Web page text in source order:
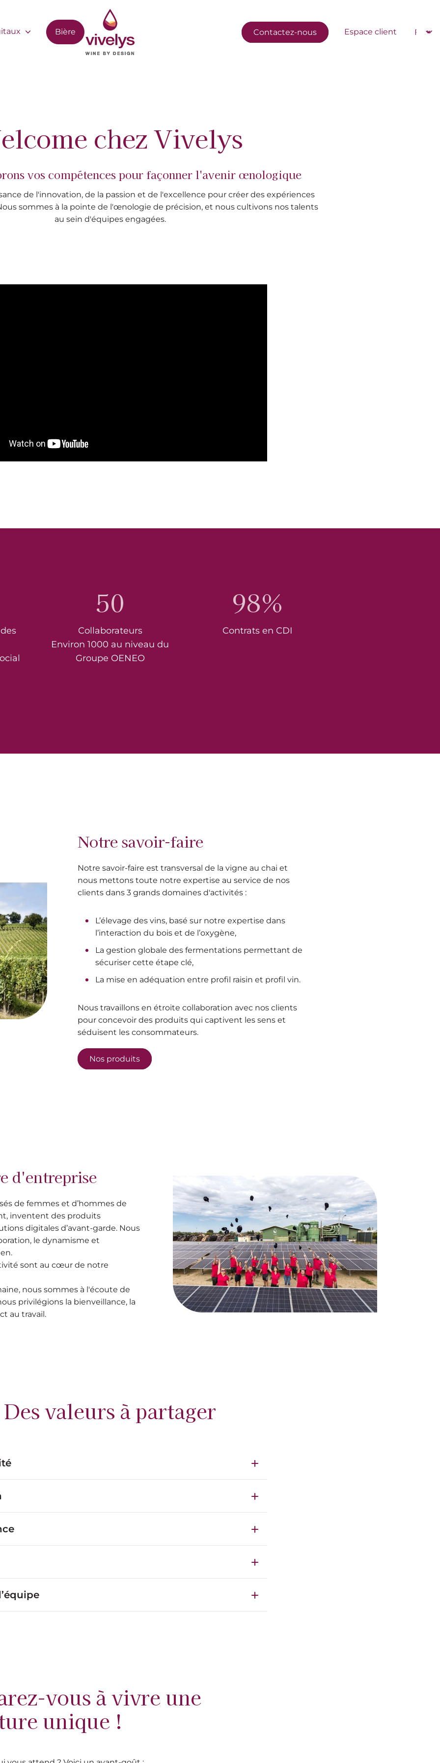
Bière Navigation secondaire
Contactez-nous Espace client
chez Vivelys
vos compétences pour façonner l'avenir œnologique
de l'innovation, de la passion et de l'excellence pour créer des expériences
sommes à la pointe de l'œnologie de précision, et nous cultivons nos talents
au sein d'équipes engagées.
50
Collaborateurs
Environ 1000 au niveau du
Groupe OENEO
98%
Contrats en CDI
Notre savoir-faire
Notre savoir-faire est transversal de la vigne au chai et
nous mettons toute notre expertise au service de nos
clients dans 3 grands domaines d'activités :
L’élevage des vins, basé sur notre expertise dans
l’interaction du bois et de l’oxygène,
La gestion globale des fermentations permettant de
sécuriser cette étape clé,
La mise en adéquation entre profil raisin et profil vin.
Nous travaillons en étroite collaboration avec nos clients
pour concevoir des produits qui captivent les sens et
séduisent les consommateurs.
Nos produits
d'entreprise
de femmes et d’hommes de
inventent des produits
digitales d’avant-garde. Nous
le dynamisme et
sont au cœur de notre
nous sommes à l'écoute de
privilégions la bienveillance, la
au travail.
Des valeurs à partager
vous à vivre une
unique !